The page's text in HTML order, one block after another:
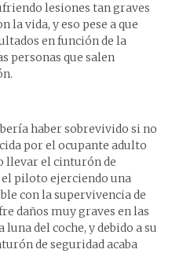
lesiones tan graves
la vida, y eso pese a que
en función de la
personas que salen
haber sobrevivido si no
por el ocupante adulto
llevar el cinturón de
piloto ejerciendo una
con la supervivencia de
daños muy graves en las
del coche, y debido a su
de seguridad acaba